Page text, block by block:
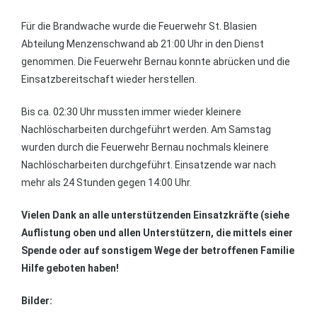
Für die Brandwache wurde die Feuerwehr St. Blasien
Abteilung Menzenschwand ab 21:00 Uhr in den Dienst
genommen. Die Feuerwehr Bernau konnte abrücken und die
Einsatzbereitschaft wieder herstellen.
Bis ca. 02:30 Uhr mussten immer wieder kleinere
Nachlöscharbeiten durchgeführt werden. Am Samstag
wurden durch die Feuerwehr Bernau nochmals kleinere
Nachlöscharbeiten durchgeführt. Einsatzende war nach
mehr als 24 Stunden gegen 14:00 Uhr.
Vielen Dank an alle unterstützenden Einsatzkräfte (siehe
Auflistung oben und allen Unterstützern, die mittels einer
Spende oder auf sonstigem Wege der betroffenen Familie
Hilfe geboten haben!
Bilder: